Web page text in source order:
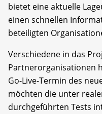
bietet eine aktuelle
einen schnellen
beteiligten
Verschiedene in das
Partnerorganisationen
Go-Live-Termin des
möchten die unter
durchgeführten Tests